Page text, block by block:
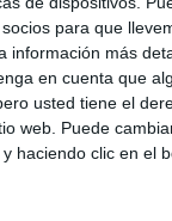
para que
información más
en cuenta que
usted tiene el
web. Puede
haciendo clic en el